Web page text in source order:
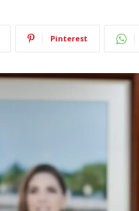
Pinterest